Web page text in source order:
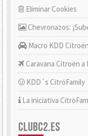
Eliminar Cookies
Chevronazos:
Macro KDD Citroën
Caravana Citroën a
KDD´s CitröFamily
La iniciativa
CLUBC2.ES